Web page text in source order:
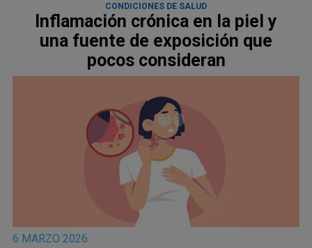
CONDICIONES DE SALUD
Inflamación crónica en la piel y
una fuente de exposición que
pocos consideran
6 MARZO 2026